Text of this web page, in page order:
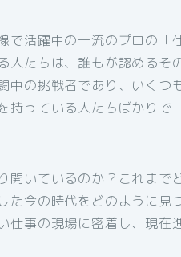
で活躍中の一流のプロの「
人たちは、誰もが認めるそ
中の挑戦者であり、いくつ
持っている人たちばかりで
開いているのか？これまで
た今の時代をどのように見
仕事の現場に密着し、現在